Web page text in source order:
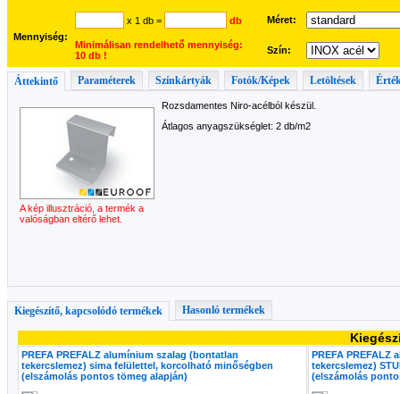
Mennyiség:
x 1 db = db Méret:
Minimálisan rendelhető mennyiség:
10 db !
Szín:
Áttekintő Paraméterek Színkártyák Fotók/Képek Letöltések
A kép illusztráció, a termék a
valóságban eltérő lehet.
Rozsdamentes Niro-acélból készül.
Átlagos anyagszükséglet: 2 db/m2
Kiegészítő, kapcsolódó termékek Hasonló termékek
PREFA PREFALZ alumínium szalag (bontatlan
tekercslemez) sima felülettel, korcolható minőségben
(elszámolás pontos tömeg alapján)
PREFA PREFALZ
tekercslemez)
(elszámolás